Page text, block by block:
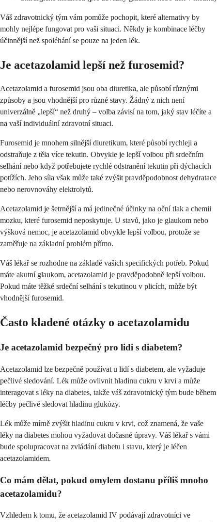
Váš zdravotnický tým vám pomůže pochopit, které alternativy by
mohly nejlépe fungovat pro vaši situaci. Někdy je kombinace léčby
účinnější než spoléhání se pouze na jeden lék.
Je acetazolamid lepší než furosemid?
Acetazolamid a furosemid jsou oba diuretika, ale působí různými
způsoby a jsou vhodnější pro různé stavy. Žádný z nich není
univerzálně „lepší“ než druhý – volba závisí na tom, jaký stav léčíte a
na vaší individuální zdravotní situaci.
Furosemid je mnohem silnější diuretikum, které působí rychleji a
odstraňuje z těla více tekutin. Obvykle je lepší volbou při srdečním
selhání nebo když potřebujete rychlé odstranění tekutin při dýchacích
potížích. Jeho síla však může také zvýšit pravděpodobnost dehydratace
nebo nerovnováhy elektrolytů.
Acetazolamid je šetrnější a má jedinečné účinky na oční tlak a chemii
mozku, které furosemid neposkytuje. U stavů, jako je glaukom nebo
výšková nemoc, je acetazolamid obvykle lepší volbou, protože se
zaměřuje na základní problém přímo.
Váš lékař se rozhodne na základě vašich specifických potřeb. Pokud
máte akutní glaukom, acetazolamid je pravděpodobně lepší volbou.
Pokud máte těžké srdeční selhání s tekutinou v plicích, může být
vhodnější furosemid.
Často kladené otázky o acetazolamidu
Je acetazolamid bezpečný pro lidi s diabetem?
Acetazolamid lze bezpečně používat u lidí s diabetem, ale vyžaduje
pečlivé sledování. Lék může ovlivnit hladinu cukru v krvi a může
interagovat s léky na diabetes, takže váš zdravotnický tým bude během
léčby pečlivě sledovat hladinu glukózy.
Lék může mírně zvýšit hladinu cukru v krvi, což znamená, že vaše
léky na diabetes mohou vyžadovat dočasné úpravy. Váš lékař s vámi
bude spolupracovat na zvládání diabetu i stavu, který je léčen
acetazolamidem.
Co mám dělat, pokud omylem dostanu příliš mnoho
acetazolamidu?
Vzhledem k tomu, že acetazolamid IV podávají zdravotníci ve